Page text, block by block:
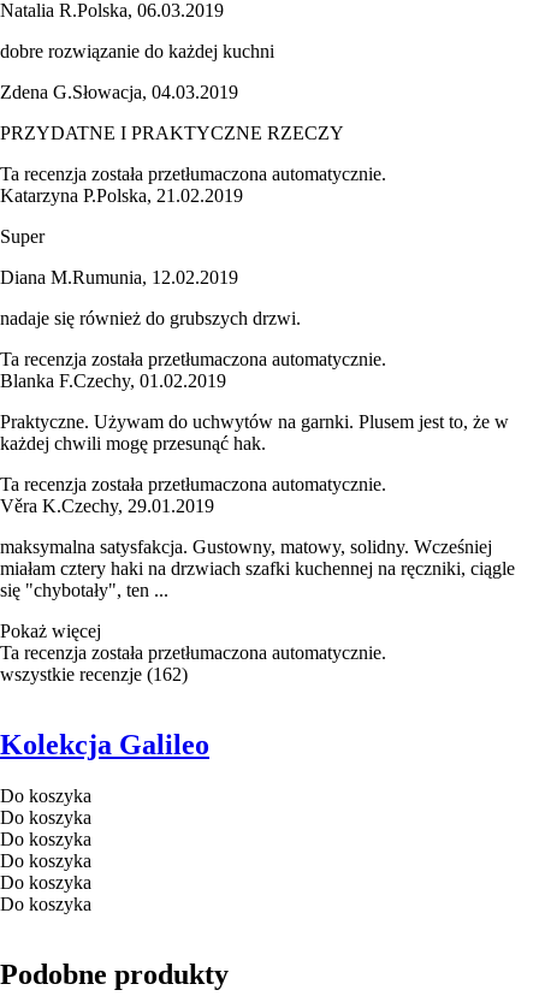
Natalia R.Polska, 06.03.2019
dobre rozwiązanie do każdej kuchni
Zdena G.Słowacja, 04.03.2019
PRZYDATNE I PRAKTYCZNE RZECZY
Ta recenzja została przetłumaczona automatycznie.
Katarzyna P.Polska, 21.02.2019
Super
Diana M.Rumunia, 12.02.2019
nadaje się również do grubszych drzwi.
Ta recenzja została przetłumaczona automatycznie.
Blanka F.Czechy, 01.02.2019
Praktyczne. Używam do uchwytów na garnki. Plusem jest to, że w
każdej chwili mogę przesunąć hak.
Ta recenzja została przetłumaczona automatycznie.
Věra K.Czechy, 29.01.2019
maksymalna satysfakcja. Gustowny, matowy, solidny. Wcześniej
miałam cztery haki na drzwiach szafki kuchennej na ręczniki, ciągle
się "chybotały", ten ...
Pokaż więcej
Ta recenzja została przetłumaczona automatycznie.
wszystkie recenzje (162)
Kolekcja Galileo
Do koszyka
Do koszyka
Do koszyka
Do koszyka
Do koszyka
Do koszyka
Podobne produkty